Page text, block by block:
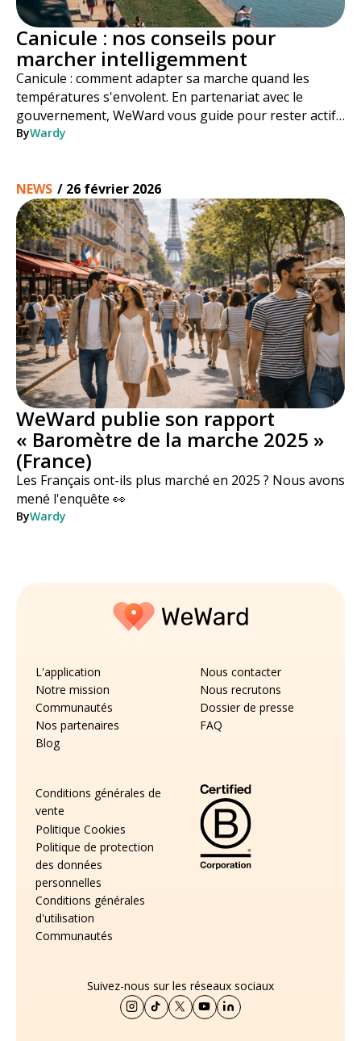
Canicule : nos conseils pour
marcher intelligemment
Canicule : comment adapter sa marche quand les
températures s'envolent. En partenariat avec le
gouvernement, WeWard vous guide pour rester actif
en toute sécurité tout l'été.
ByWardy
NEWS / 26 février 2026
WeWard publie son rapport
« Baromètre de la marche 2025 »
(France)
Les Français ont-ils plus marché en 2025 ? Nous avons
mené l'enquête 👀
ByWardy
L'application
Notre mission
Communautés
Nos partenaires
Blog
Nous contacter
Nous recrutons
Dossier de presse
FAQ
Conditions générales de
vente
Politique Cookies
Politique de protection
des données
personnelles
Conditions générales
d'utilisation
Communautés
Suivez-nous sur les réseaux sociaux